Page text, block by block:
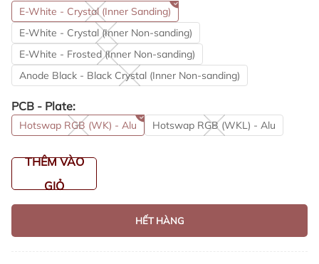
E-White - Crystal (Inner Sanding)
E-White - Crystal (Inner Non-sanding)
E-White - Frosted (Inner Non-sanding)
Anode Black - Black Crystal (Inner Non-sanding)
PCB - Plate:
Hotswap RGB (WK) - Alu Hotswap RGB (WKL) - Alu
THÊM VÀO
GIỎ
HẾT HÀNG